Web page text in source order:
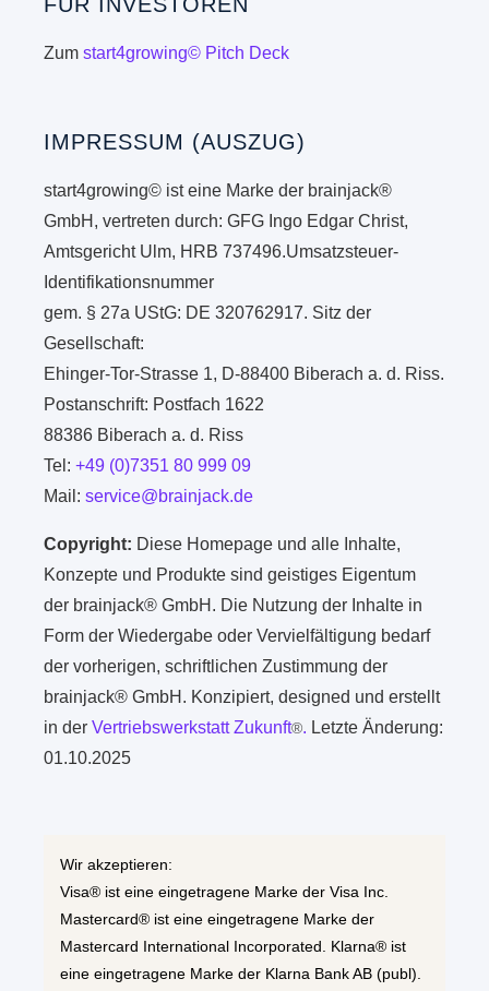
Zumstart4growing© Pitch Deck
IMPRESSUM (AUSZUG)
start4growing© ist eine Marke der brainjack®
GmbH, vertreten durch: GFG Ingo Edgar Christ,
Amtsgericht Ulm, HRB 737496.Umsatzsteuer-
Identifikationsnummer
gem. § 27a UStG: DE 320762917. Sitz der
Gesellschaft:
Ehinger-Tor-Strasse 1, D-88400 Biberach a. d. Riss.
Postanschrift: Postfach 1622
88386 Biberach a. d. Riss
Tel:+49 (0)7351 80 999 09
Mail:service@brainjack.de
Copyright: Diese Homepage und alle Inhalte,
Konzepte und Produkte sind geistiges Eigentum
der brainjack® GmbH. Die Nutzung der Inhalte in
Form der Wiedergabe oder Vervielfältigung bedarf
der vorherigen, schriftlichen Zustimmung der
brainjack® GmbH. Konzipiert, designed und erstellt
in derVertriebswerkstatt Zukunft®. Letzte Änderung:
01.10.2025
Wir akzeptieren:
Visa® ist eine eingetragene Marke der Visa Inc.
Mastercard® ist eine eingetragene Marke der
Mastercard International Incorporated. Klarna® ist
eine eingetragene Marke der Klarna Bank AB (publ).